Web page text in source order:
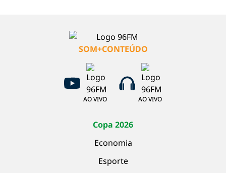
SOM+CONTEÚDO
AO VIVO AO VIVO
Copa 2026
Economia
Esporte